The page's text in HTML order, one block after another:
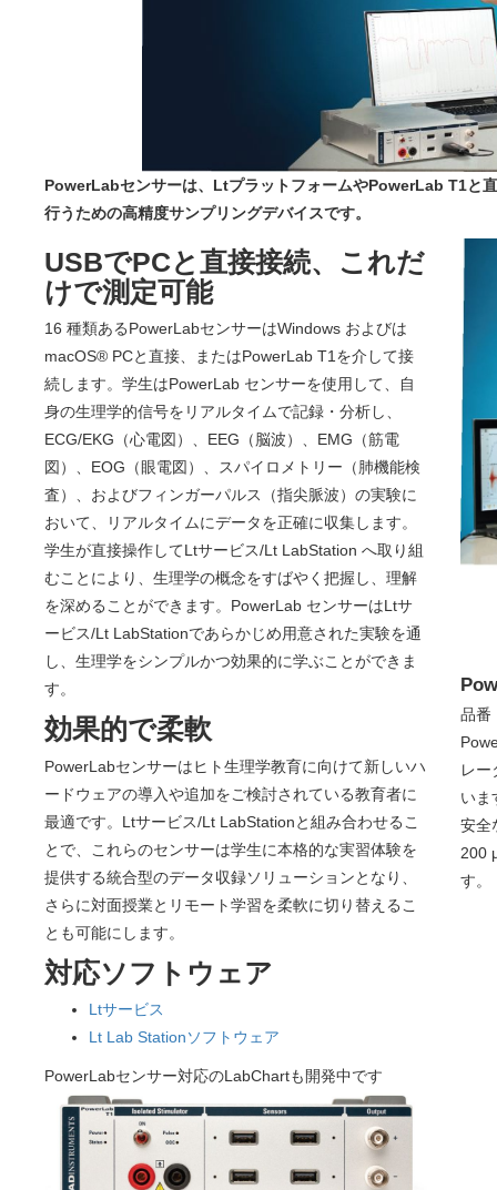
PowerLabセンサーは、LtプラットフォームやPowerLab T1と
行うための高精度サンプリングデバイスです。
USBでPCと直接接続、これだ
けで測定可能
16 種類あるPowerLabセンサーはWindows およびは
macOS® PCと直接、またはPowerLab T1を介して接
続します。学生はPowerLab センサーを使用して、自
身の生理学的信号をリアルタイムで記録・分析し、
ECG/EKG（心電図）、EEG（脳波）、EMG（筋電
図）、EOG（眼電図）、スパイロメトリー（肺機能検
査）、およびフィンガーパルス（指尖脈波）の実験に
おいて、リアルタイムにデータを正確に収集します。
学生が直接操作してLtサービス/Lt LabStation へ取り組
むことにより、生理学の概念をすばやく把握し、理解
を深めることができます。PowerLab センサーはLtサ
ービス/Lt LabStationであらかじめ用意された実験を通
し、生理学をシンプルかつ効果的に学ぶことができま
す。
効果的で柔軟
PowerLabセンサーはヒト生理学教育に向けて新しいハ
ードウェアの導入や追加をご検討されている教育者に
最適です。Ltサービス/Lt LabStationと組み合わせるこ
とで、これらのセンサーは学生に本格的な実習体験を
提供する統合型のデータ収録ソリューションとなり、
さらに対面授業とリモート学習を柔軟に切り替えるこ
とも可能にします。
対応ソフトウェア
Ltサービス
Lt Lab Stationソフトウェア
PowerLabセンサー対応のLabChartも開発中です
品番
レー
いま
安全
200
す。